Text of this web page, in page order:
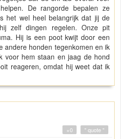
De rangorde bepalen ze
het wel heel belangrijk dat jij de
zelf dingen regelen. Onze pit
Hij is een poot kwijt door een
andere honden tegenkomen en ik
voor hem staan en jaag de hond
reageren, omdat hij weet dat ik
" quote "
+0